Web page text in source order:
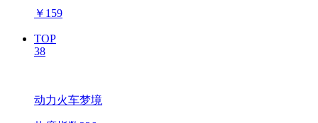
￥ 159
TOP
38
动力火车梦境